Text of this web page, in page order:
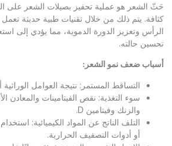
حَثّ الشعر هو عملية تحفيز بصيلات الشعر على
كثافة. يتم ذلك من خلال تقنيات طبية حديثة
الرأس وتعزيز الدورة الدموية، مما يؤدي إلى
تحسين حالته.
أسباب ضعف نمو الشعر :
التساقط المستمر: نتيجة العوامل الوراثية
سوء التغذية: نقص الفيتامينات والمعادن
والزنك وفيتامين D.
التلف الناتج عن المواد الكيميائية:
أو أدوات التصفيف الحرارية.